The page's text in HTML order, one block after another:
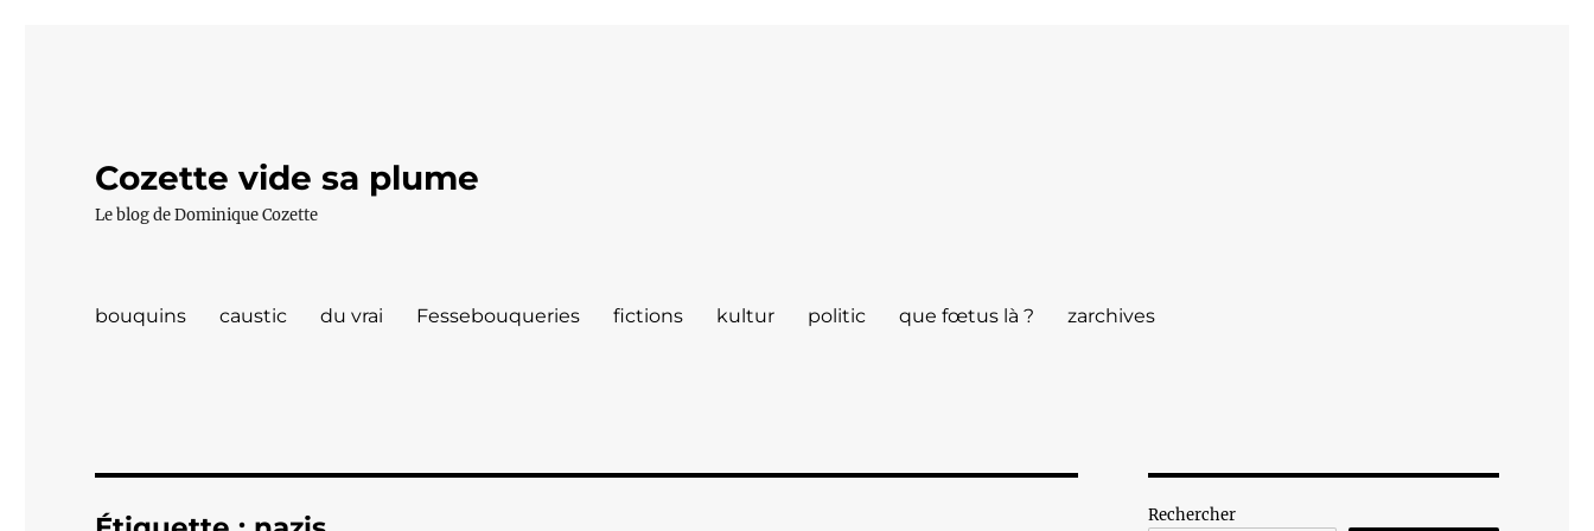
Cozette vide sa plume
Le blog de Dominique Cozette
bouquins caustic du vrai Fessebouqueries fictions kultur politic que fœtus là ? zarchives
Rechercher